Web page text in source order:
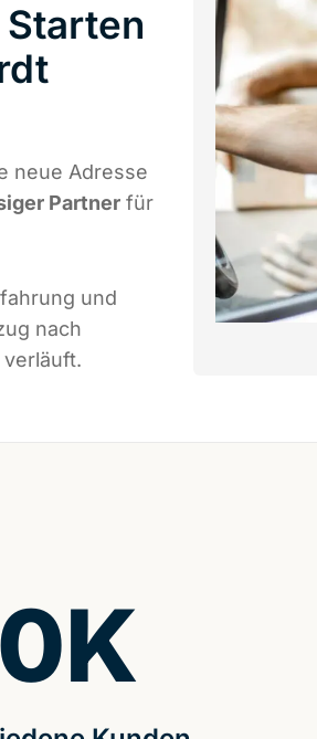
neue Adresse
Partner für
und
nach
0K